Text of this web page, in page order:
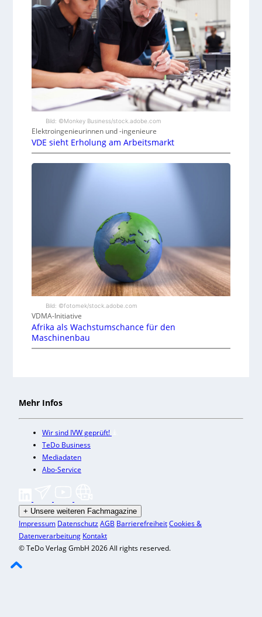
Bild: ©Monkey Business/stock.adobe.com
Elektroingenieurinnen und -ingenieure
VDE sieht Erholung am Arbeitsmarkt
Bild: ©fotomek/stock.adobe.com
VDMA-Initiative
Afrika als Wachstumschance für den
Maschinenbau
Mehr Infos
Wir sind IVW geprüft!
TeDo Business
Mediadaten
Abo-Service
+ Unsere weiteren Fachmagazine
Impressum DatenschutzAGB BarrierefreiheitCookies &
Datenverarbeitung Kontakt
© TeDo Verlag GmbH 2026 All rights reserved.